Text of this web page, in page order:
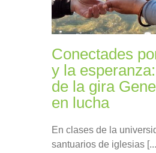
Conectades
y la
de la gira
en lucha
En clases de la
santuarios de iglesias